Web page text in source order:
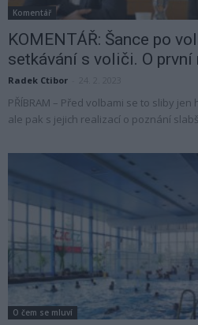
Komentář
KOMENTÁŘ: Šance po
setkávání s voliči. O první
Radek Ctibor
PŘÍBRAM – Před volbami se to sliby
ale pak s jejich realizací o poznání
O čem se mluví